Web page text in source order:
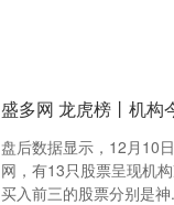
盛多网 龙虎榜丨机构
盘后数据显示，12月10
网，有13只股票呈现机
买入前三的股票分别是神